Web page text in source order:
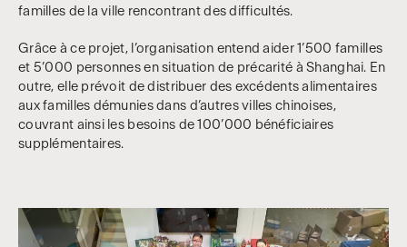
familles de la ville rencontrant des difficultés.
Grâce à ce projet, l’organisation entend aider 1’500 familles
et 5’000 personnes en situation de précarité à Shanghai. En
outre, elle prévoit de distribuer des excédents alimentaires
aux familles démunies dans d’autres villes chinoises,
couvrant ainsi les besoins de 100’000 bénéficiaires
supplémentaires.